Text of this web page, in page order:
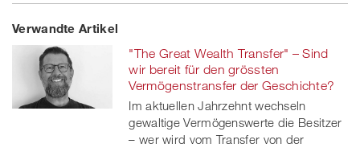
on
Facebook
on
twitt
er
linkedinXing
Verwandte Artikel
"The Great Wealth Transfer" – Sind
wir bereit für den grössten
Vermögenstransfer der Geschichte?
Im aktuellen Jahrzehnt wechseln
gewaltige Vermögenswerte die Besitzer
– wer wird vom Transfer von der